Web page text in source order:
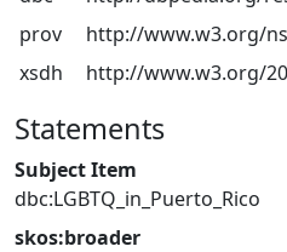
prov
http://www.w3.org/
xsdh
http://www.w3.org/
Statements
Subject Item
dbc:LGBTQ_in_Puerto_Rico
skos:broader